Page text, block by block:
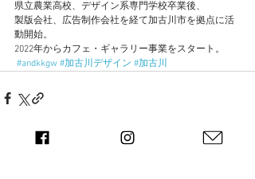
県立農業高校、デザイン系専門学校卒業後、
製版会社、広告制作会社を経て加古川市を拠点に活
動開始。
2022年からカフェ・ギャラリー事業をスタート。
#andkkgw #加古川デザイン #加古川